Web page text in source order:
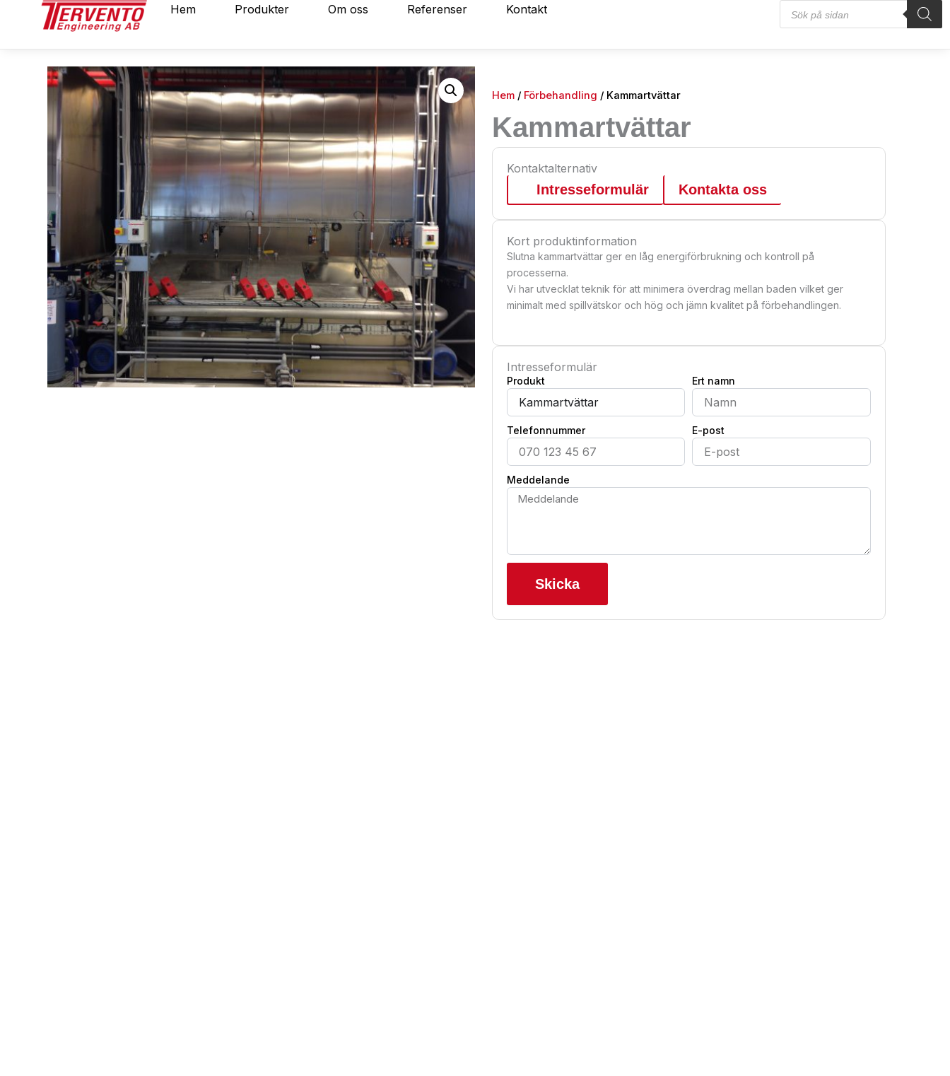
innehåll
Hem Produkter Om oss Referenser Kontakt
search
Hem / Förbehandling / Kammartvättar
Kammartvättar
Kontaktalternativ
Intresseformulär Kontakta oss
Kort produktinformation
Slutna kammartvättar ger en låg energiförbrukning och kontroll på
processerna.
Vi har utvecklat teknik för att minimera överdrag mellan baden vilket ger
minimalt med spillvätskor och hög och jämn kvalitet på förbehandlingen.
Intresseformulär
Produkt Ert namn
Telefonnummer E-post
Meddelande
Skicka